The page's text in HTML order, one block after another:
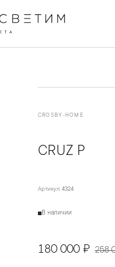
CROSBY-HOME
CRUZ P
Артикул: 4324
В наличии
180 000 ₽ 258